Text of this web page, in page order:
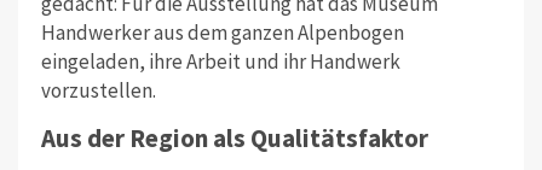
Handwerker aus dem ganzen Alpenbogen
eingeladen, ihre Arbeit und ihr Handwerk
vorzustellen.
Aus der Region als Qualitätsfaktor